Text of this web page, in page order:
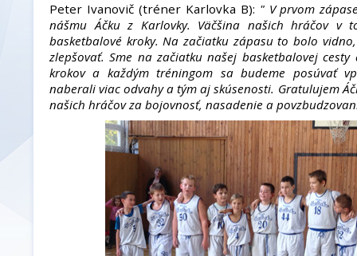
Peter Ivanovič (tréner Karlovka B): " V prvom
nášmu Áčku z Karlovky. Väčšina našich hráčov v
basketbalové kroky. Na začiatku zápasu to bolo
zlepšovať. Sme na začiatku našej basketbalovej
krokov a každým tréningom sa budeme posúvať
naberali viac odvahy a tým aj skúsenosti. Gratulujem
našich hráčov za bojovnosť, nasadenie a